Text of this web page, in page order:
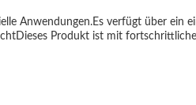
Anwendungen.Es verfügt über ein
Produkt ist mit